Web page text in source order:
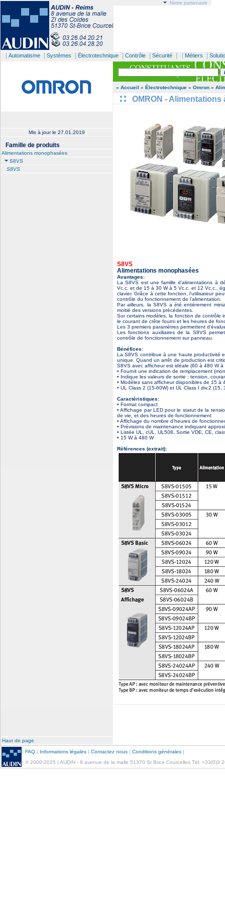
Notre partenaire
Automatisme Systèmes Électrotechnique Contrôle Sécurité Métiers
Mis à jour le 27.01.2019
Famille de produits
Alimentations monophasées
S8VS
S8VS
» Accueil » Électrotechnique » Omron »
OMRON -
S8VS
Alimentations monophasées
Avantages:
La S8VS est une famille d’alimentations à
Vc.c. et de 15 à 30 W à 5 Vc.c. et 12 Vc.c.,
clavier. Grâce à cette fonction, l’utilisateur
contrôle du fonctionnement de l’alimentation.
Par ailleurs, la S8VS a été entièrement
moitié des versions précédentes.
Sur certains modèles, la fonction de contrôle
le courant de crête fourni et les heures de
Les 3 premiers paramètres permettent
Les fonctions auxiliaires de la S8VS
contrôle de fonctionnement sur panneau.
Bénéfices:
La S8VS contribue à une haute productivité
unique. Quand un arrêt de production est
S8VS avec afficheur est idéale (60 à 480 W à
• Fournit une indication de remplacement
• Indique les valeurs de sortie : tension,
• Modèles sans afficheur disponibles de 15
• UL Class 2 (15-60W) et UL Class I div.2 (15,
Caractéristiques:
• Format compact
• Affichage par LED pour le statut de la
de vie, et des heures de fonctionnement
• Affichage du nombre d’heures de
• Prévisions de maintenance indiquant
• Listée UL, cUL, UL508, Sortie VDE, CE,
• 15 W à 480 W
Références (extrait):
Haut de page
| FAQ | Informations légales | Contactez nous | Conditions générales |
| © 2000-2025 | AUDIN - 8 avenue de la malle 51370 St Brice Courcelles Tél: